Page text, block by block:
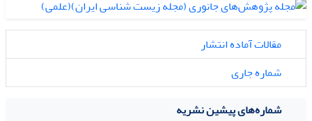
مقالات آماده انتشار
شماره جاری
شماره‌های پیشین نشریه